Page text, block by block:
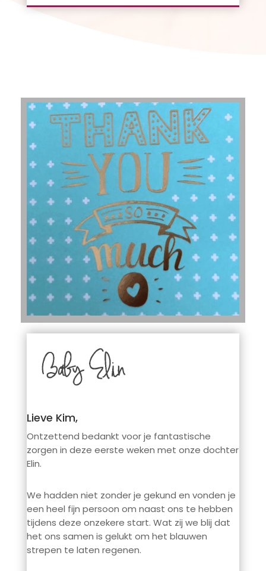
Lieve Kim,
Ontzettend bedankt voor je fantastische
zorgen in deze eerste weken met onze dochter
Elin.
We hadden niet zonder je gekund en vonden je
een heel fijn persoon om naast ons te hebben
tijdens deze onzekere start. Wat zij we blij dat
het ons samen is gelukt om het blauwen
strepen te laten regenen.